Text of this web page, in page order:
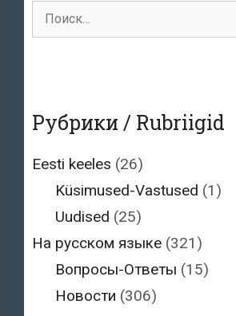
Поиск
для:
Рубрики / Rubriigid
Eesti keeles (26)
Küsimused-Vastused (1)
Uudised (25)
На русском языке (321)
Вопросы-Ответы (15)
Новости (306)